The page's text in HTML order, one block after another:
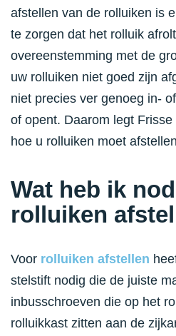
afstellen van de rolluiken is
te zorgen dat het rolluik
overeenstemming met de
uw rolluiken niet goed zijn
niet precies ver genoeg in-
of opent. Daarom legt
hoe u rolluiken moet
Wat heb ik
rolluiken
Voor rolluiken afstellen
stelstift nodig die de juiste
inbusschroeven die op het
rolluikkast zitten aan de